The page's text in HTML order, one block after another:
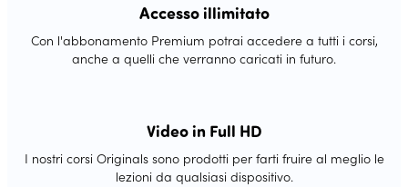
Accesso illimitato
Con l'abbonamento Premium potrai accedere a tutti i corsi,
anche a quelli che verranno caricati in futuro.
Video in Full HD
I nostri corsi Originals sono prodotti per farti fruire al meglio le
lezioni da qualsiasi dispositivo.